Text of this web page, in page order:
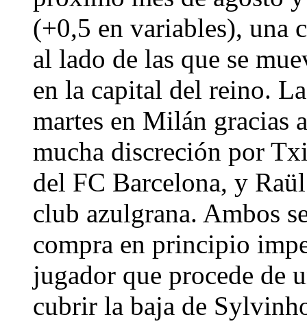
(+0,5 en variables), una
al lado de las que se
en la capital del reino.
martes en Milán gracias
mucha discreción por
del FC Barcelona, y
club azulgrana. Ambos
compra en principio
jugador que procede de
cubrir la baja de